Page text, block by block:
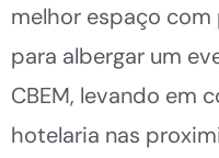
melhor espaço
para albergar um
CBEM, levando em
hotelaria nas